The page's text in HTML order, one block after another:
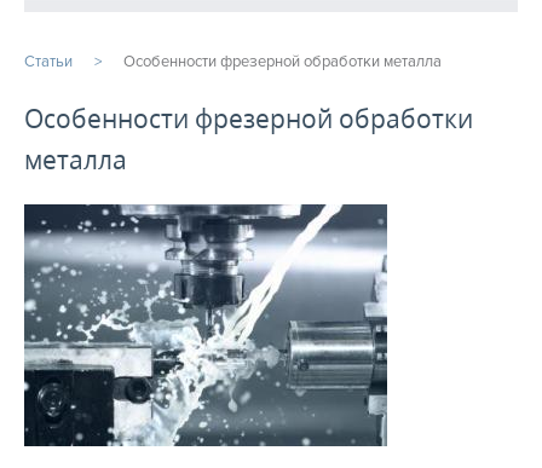
СТАТЬИ
Расточные работы
Фрезерная обработка
Услуги ЧПУ
Изготовление шестерен на заказ
Услуги металлообработки
Фрезеровка ЧПУ
Статьи Особенности фрезерной обработки металла
Особенности фрезерной обработки
металла